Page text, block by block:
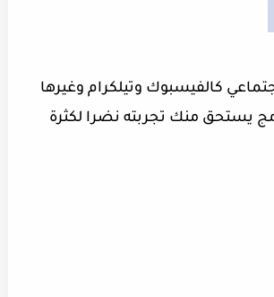
كالفيسبوك وتيلكرام وغيرها
يستحق منك تجربته نضرا لكثرة